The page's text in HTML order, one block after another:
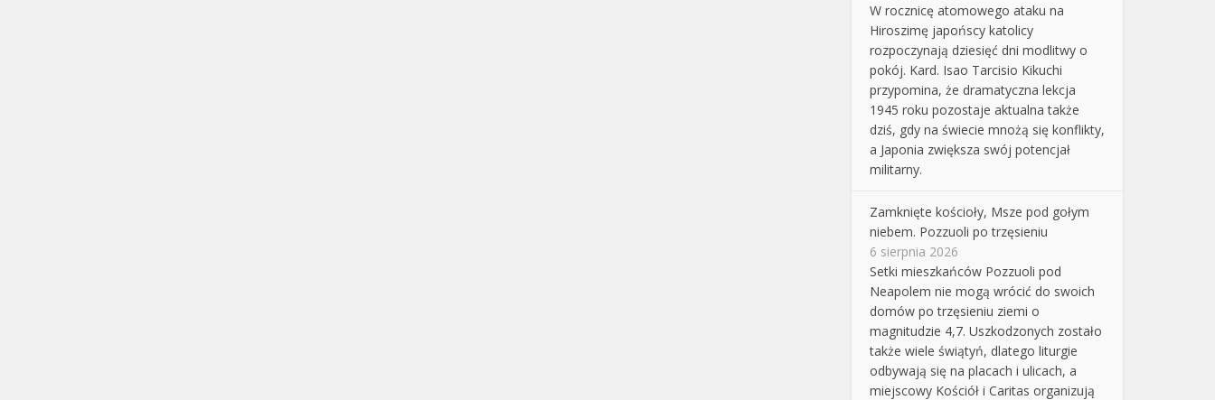
W rocznicę atomowego ataku na
Hiroszimę japońscy katolicy
rozpoczynają dziesięć dni modlitwy o
pokój. Kard. Isao Tarcisio Kikuchi
przypomina, że dramatyczna lekcja
1945 roku pozostaje aktualna także
dziś, gdy na świecie mnożą się konflikty,
a Japonia zwiększa swój potencjał
militarny.
Zamknięte kościoły, Msze pod gołym
niebem. Pozzuoli po trzęsieniu
6 sierpnia 2026
Setki mieszkańców Pozzuoli pod
Neapolem nie mogą wrócić do swoich
domów po trzęsieniu ziemi o
magnitudzie 4,7. Uszkodzonych zostało
także wiele świątyń, dlatego liturgie
odbywają się na placach i ulicach, a
miejscowy Kościół i Caritas organizują